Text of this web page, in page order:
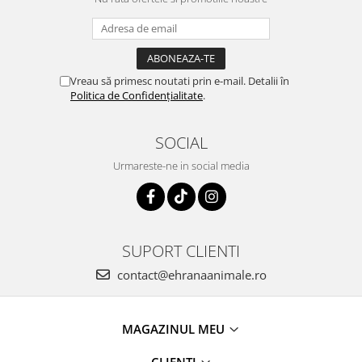
Vreau să primesc noutati prin e-mail. Detalii în
Politica de Confidențialitate.
SOCIAL
Urmareste-ne in social media
SUPORT CLIENTI
contact@ehranaanimale.ro
MAGAZINUL MEU